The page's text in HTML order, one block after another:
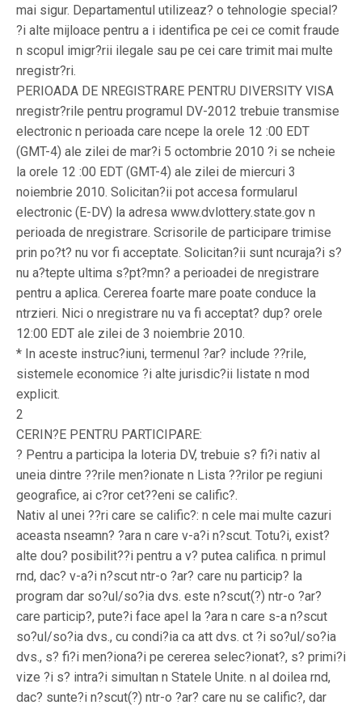
mai sigur. Departamentul utilizeaz? o tehnologie special?
?i alte mijloace pentru a i identifica pe cei ce comit fraude
n scopul imigr?rii ilegale sau pe cei care trimit mai multe
nregistr?ri.
PERIOADA DE NREGISTRARE PENTRU DIVERSITY VISA
nregistr?rile pentru programul DV-2012 trebuie transmise
electronic n perioada care ncepe la orele 12 :00 EDT
(GMT-4) ale zilei de mar?i 5 octombrie 2010 ?i se ncheie
la orele 12 :00 EDT (GMT-4) ale zilei de miercuri 3
noiembrie 2010. Solicitan?ii pot accesa formularul
electronic (E-DV) la adresa www.dvlottery.state.gov n
perioada de nregistrare. Scrisorile de participare trimise
prin po?t? nu vor fi acceptate. Solicitan?ii sunt ncuraja?i s?
nu a?tepte ultima s?pt?mn? a perioadei de nregistrare
pentru a aplica. Cererea foarte mare poate conduce la
ntrzieri. Nici o nregistrare nu va fi acceptat? dup? orele
12:00 EDT ale zilei de 3 noiembrie 2010.
* In aceste instruc?iuni, termenul ?ar? include ??rile,
sistemele economice ?i alte jurisdic?ii listate n mod
explicit.
2
CERIN?E PENTRU PARTICIPARE:
? Pentru a participa la loteria DV, trebuie s? fi?i nativ al
uneia dintre ??rile men?ionate n Lista ??rilor pe regiuni
geografice, ai c?ror cet??eni se calific?.
Nativ al unei ??ri care se calific?: n cele mai multe cazuri
aceasta nseamn? ?ara n care v-a?i n?scut. Totu?i, exist?
alte dou? posibilit??i pentru a v? putea califica. n primul
rnd, dac? v-a?i n?scut ntr-o ?ar? care nu particip? la
program dar so?ul/so?ia dvs. este n?scut(?) ntr-o ?ar?
care particip?, pute?i face apel la ?ara n care s-a n?scut
so?ul/so?ia dvs., cu condi?ia ca att dvs. ct ?i so?ul/so?ia
dvs., s? fi?i men?iona?i pe cererea selec?ionat?, s? primi?i
vize ?i s? intra?i simultan n Statele Unite. n al doilea rnd,
dac? sunte?i n?scut(?) ntr-o ?ar? care nu se calific?, dar